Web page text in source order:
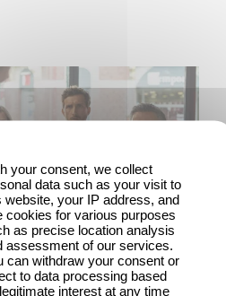
FILM
Baptiste Lecaplain et José
your consent, we collect
data such as your visit to
website, your IP address, and
cookies for various purposes
as precise location analysis
assessment of our services.
can withdraw your consent or
to data processing based
interest at any time